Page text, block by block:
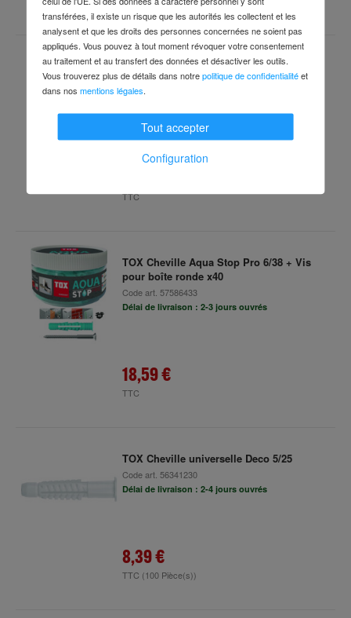
TOX Cheville Aqua Stop Pro 8/50 + Vis
pour boîte ronde, lot de 20
Code art.
Délai de livraison : 2-3 jours ouvrés
TTC
TOX Cheville Aqua Stop Pro 6/38 + Vis
pour boîte ronde x40
Code art. 57586433
Délai de livraison : 2-3 jours ouvrés
18,59 €
TTC
TOX Cheville universelle Deco 5/25
Code art. 56341230
Délai de livraison : 2-4 jours ouvrés
8,39 €
TTC (100 Pièce(s))
transférées, il existe un risque que les autorités les collectent et les
analysent et que les droits des personnes concernées ne soient pas
appliqués. Vous pouvez à tout moment révoquer votre consentement
au traitement et au transfert des données et désactiver les outils.
Vous trouverez plus de détails dans notrepolitique de confidentialitéet
dans nos mentions légales.
Tout accepter
Configuration